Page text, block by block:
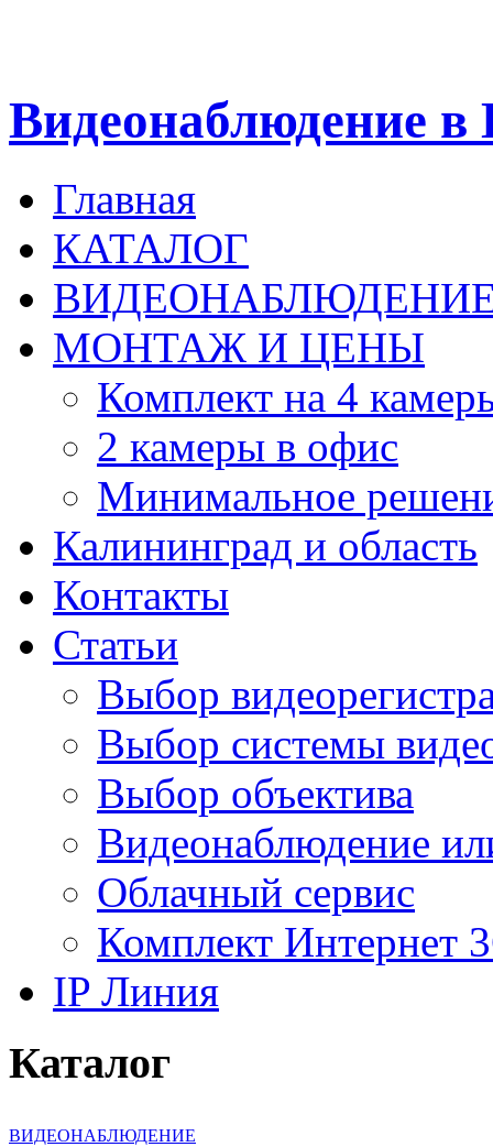
Видеонаблюдение в
Главная
КАТАЛОГ
МОНТАЖ И ЦЕНЫ
Комплект на 4
2 камеры в офис
Минимальное
Калининград и область
Контакты
Статьи
Выбор
Выбор системы
Выбор объектива
Видеонаблюдение
Облачный сервис
Комплект Интернет
IP Линия
Каталог
ВИДЕОНАБЛЮДЕНИЕ